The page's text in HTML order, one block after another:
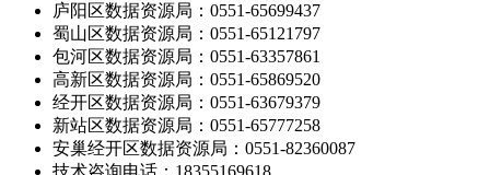
庐阳区数据资源局：0551-65699437
蜀山区数据资源局：0551-65121797
包河区数据资源局：0551-63357861
高新区数据资源局：0551-65869520
经开区数据资源局：0551-63679379
新站区数据资源局：0551-65777258
安巢经开区数据资源局：0551-82360087